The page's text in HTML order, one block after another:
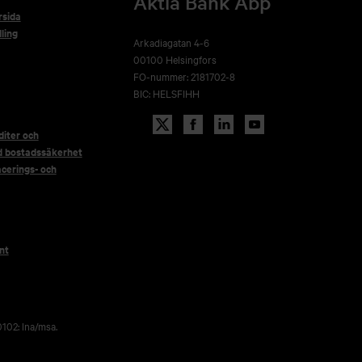
och
bostadssäkerhet
och
lna/msa.
Arkadiagatan 4-6
00100 Helsingfors
FO-nummer: 2181702-8
BIC: HELSFIHH